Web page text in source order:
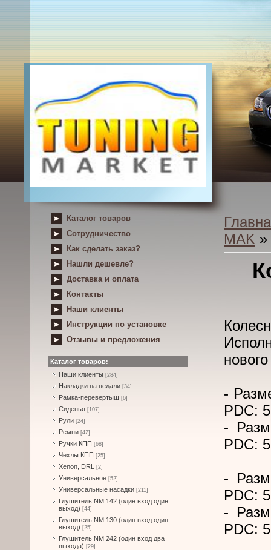
Каталог товаров
Сотрудничество
Как сделать заказ?
Нашли дешевле?
Доставка и оплата
Контакты
Наши клиенты
Инструкции по установке
Отзывы и предложения
Каталог товаров:
Наши клиенты [284]
Накладки на педали [34]
Рамка-перевертыш [6]
Сиденья [107]
Рули [24]
Ремни [42]
Ручки КПП [68]
Чехлы КПП [25]
Xenon, DRL [2]
Универсальное [52]
Универсальные насадки [211]
Глушитель NM 142 (один вход один
выход) [44]
Глушитель NM 130 (один вход один
выход) [25]
Глушитель NM 242 (один вход два
выхода) [29]
MAK »
-
PDC:
-
PDC:
-
PDC:
-
PDC: